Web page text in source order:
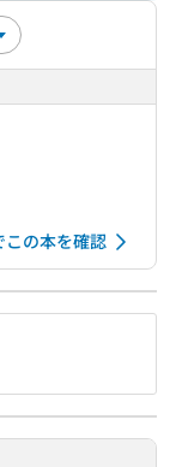
の本を確認